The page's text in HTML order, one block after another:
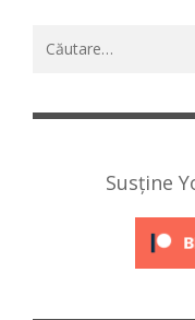
Caută
Susține